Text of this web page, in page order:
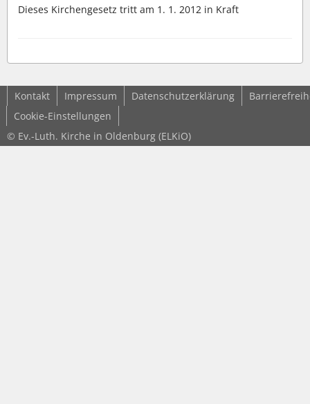
Dieses Kirchengesetz tritt am 1. 1. 2012 in Kraft
Kontakt Impressum Datenschutzerklärung
Cookie-Einstellungen
© Ev.-Luth. Kirche in Oldenburg (ELKiO)